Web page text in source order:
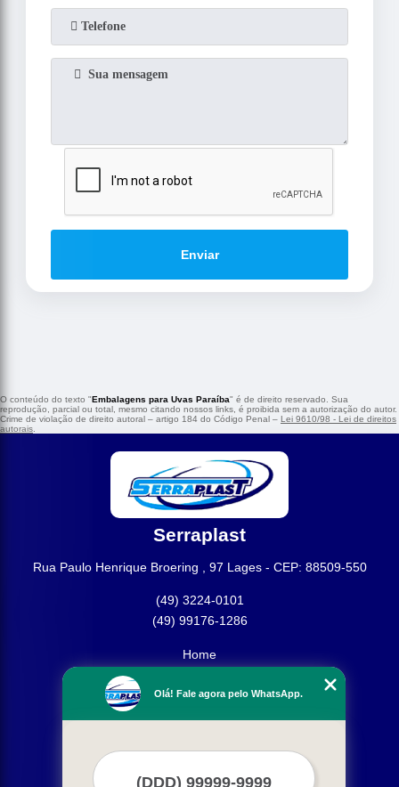
Enviar
O conteúdo do texto "Embalagens para Uvas Paraíba" é de direito reservado. Sua
reprodução, parcial ou total, mesmo citando nossos links, é proibida sem a autorização do autor.
Crime de violação de direito autoral – artigo 184 do Código Penal – Lei 9610/98 - Lei de direitos
autorais
Serraplast
Rua Paulo Henrique Broering , 97 Lages - CEP: 88509-550
(49) 3224-0101
(49) 99176-1286
Home
Missão
Mais Serviços
Olá! Fale agora pelo WhatsApp.